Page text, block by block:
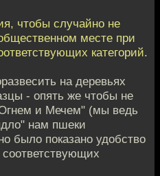
чтобы случайно не
месте при
категорий.
на деревьях
- опять же чтобы не
и Мечем" (мы ведь
нам пшеки
было показано удобство
соответствующих